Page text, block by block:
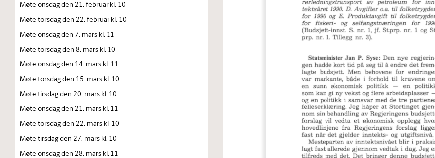
Møte onsdag den 21. februar kl. 10
Møte torsdag den 22. februar kl. 10
Møte onsdag den 7. mars kl. 11
Møte torsdag den 8. mars kl. 10
Møte onsdag den 14. mars kl. 11
Møte torsdag den 15. mars kl. 10
Møte tirsdag den 20. mars kl. 10
Møte onsdag den 21. mars kl. 11
Møte torsdag den 22. mars kl. 10
Møte tirsdag den 27. mars kl. 10
Møte onsdag den 28. mars kl. 11